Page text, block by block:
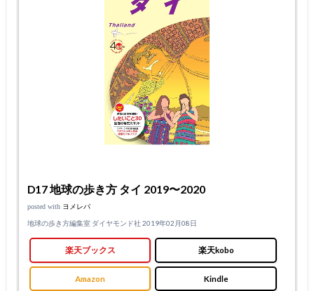
D17 地球の歩き方 タイ 2019〜2020
posted with ヨメレバ
地球の歩き方編集室 ダイヤモンド社 2019年02月08日
楽天ブックス 楽天kobo
Amazon Kindle